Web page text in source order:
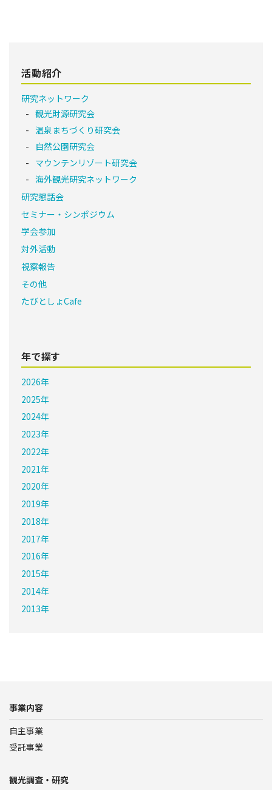
活動紹介
研究ネットワーク
観光財源研究会
温泉まちづくり研究会
自然公園研究会
マウンテンリゾート研究会
海外観光研究ネットワーク
研究懇話会
セミナー・シンポジウム
学会参加
対外活動
視察報告
その他
たびとしょCafe
年で探す
2026年
2025年
2024年
2023年
2022年
2021年
2020年
2019年
2018年
2017年
2016年
2015年
2014年
2013年
事業内容
自主事業
受託事業
観光調査・研究